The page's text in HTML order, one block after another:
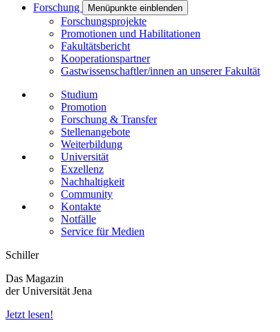
Forschung
Menüpunkte einblenden
Forschungsprojekte
Promotionen und Habilitationen
Fakultätsbericht
Kooperationspartner
Gastwissenschaftler/innen an unserer Fakultät
Studium
Promotion
Forschung & Transfer
Stellenangebote
Weiterbildung
Universität
Exzellenz
Nachhaltigkeit
Community
Kontakte
Notfälle
Service für Medien
Schiller
Das Magazin
der Universität Jena
Jetzt lesen!